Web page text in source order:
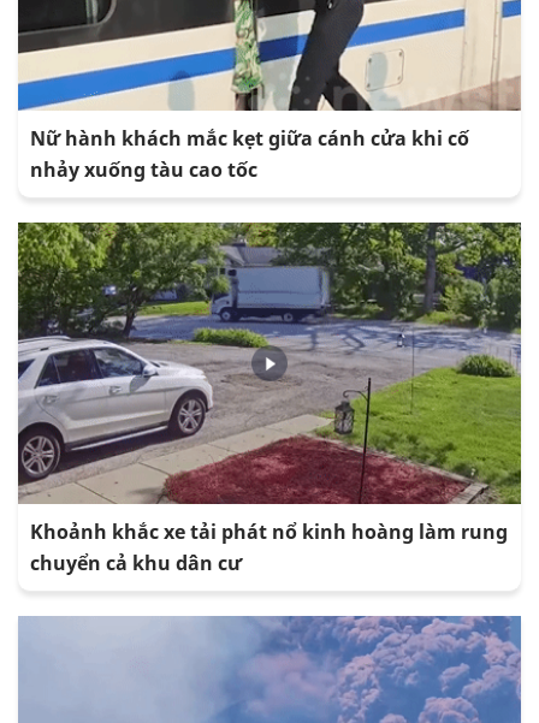
Nữ hành khách mắc kẹt giữa cánh cửa khi cố
nhảy xuống tàu cao tốc
Khoảnh khắc xe tải phát nổ kinh hoàng làm rung
chuyển cả khu dân cư